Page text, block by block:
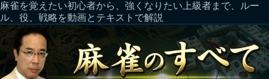
麻雀を覚えたい初心者から、強くなりたい上級者まで、ルー
ル、役、戦略を動画とテキストで解説